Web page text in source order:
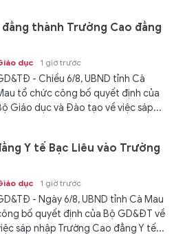
thành Trường Cao đẳng
dục 1 giờ trước
- Chiều 6/8, UBND tỉnh Cà
tổ chức công bố quyết định của
Giáo dục và Đào tạo về việc sáp...
Y tế Bạc Liêu vào Trường
dục 1 giờ trước
- Ngày 6/8, UBND tỉnh Cà Mau
bố quyết định của Bộ GD&ĐT về
sáp nhập Trường Cao đẳng Y tế...